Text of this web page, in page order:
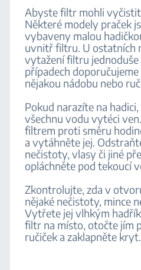
Abyste filtr mohli
Některé modely praček
vybaveny malou
uvnitř filtru. U ostatních
vytažení filtru
případech
nějakou nádobu nebo
Pokud narazíte na
všechnu vodu vytéci
filtrem proti směru
a vytáhněte jej.
nečistoty, vlasy či jiné
opláchněte pod tekoucí
Zkontrolujte, zda v
nějaké nečistoty, mince
Vytřete jej vlhkým
filtr na místo, otočte jím
ručiček a zaklapněte kryt.